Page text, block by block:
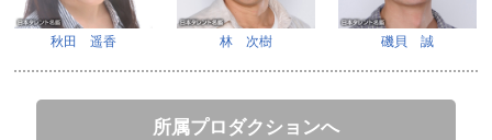
秋田 遥香 林 次樹 磯貝 誠
所属プロダクションへ